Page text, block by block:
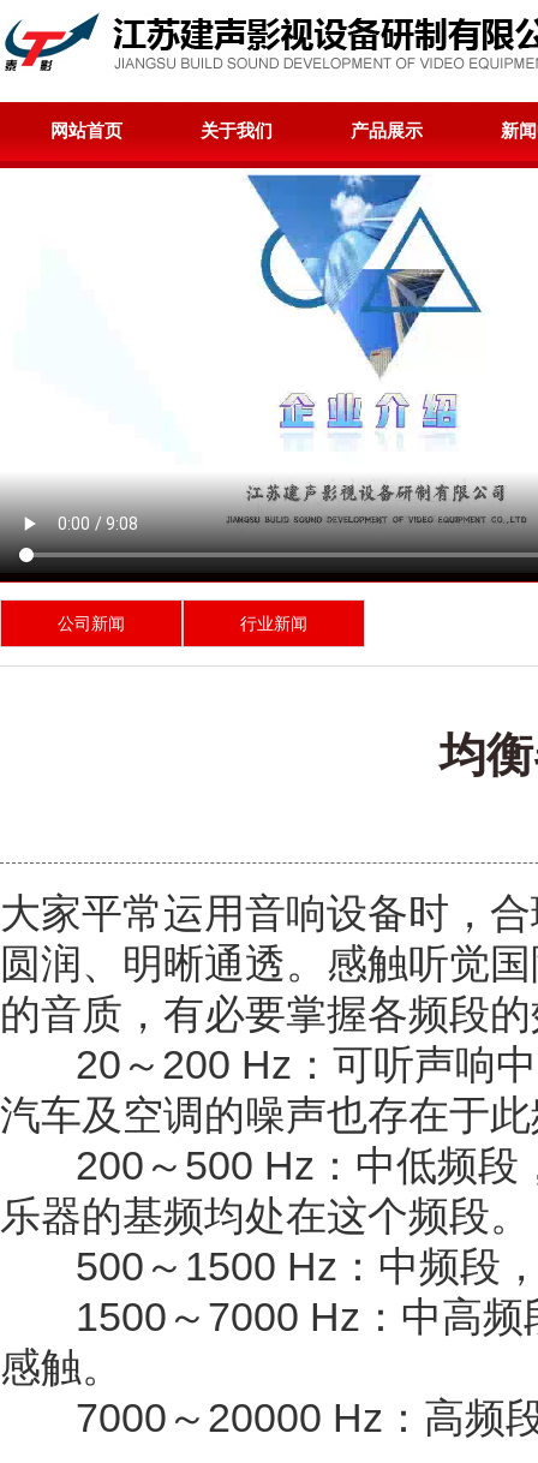
网站首页 关于我们 产品展示 新
公司新闻 行业新闻
均
大家平常运用音响设备时，
圆润、明晰通透。感触听觉
的音质，有必要掌握各频段
20～200 Hz：可听声响中
汽车及空调的噪声也存在于
200～500 Hz：中低频段
乐器的基频均处在这个频段。
500～1500 Hz：中频段，
1500～7000 Hz：中高频
感触。
7000～20000 Hz：高频段